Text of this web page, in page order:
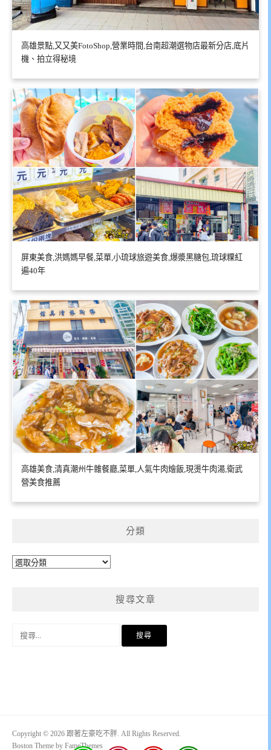
高雄景點,又又美FotoShop,營業時間,台南超潮選物店最新分店,底片
機、拍立得秘境
屏東美食,洪媽媽早餐,菜單,小琉球旅遊美食,爆漿黑糖包,琉球粿紅
遍40年
高雄美食,清真潮州牛雜餐廳,菜單,人氣牛肉燴飯,現燙牛肉湯,衛武
營美食推薦
分類
分
搜尋文章
Copyright © 2026 跟著左豪吃不胖. All Rights Reserved.
Boston Theme by FameThemes